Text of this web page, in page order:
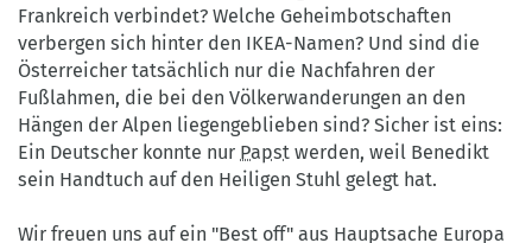
Frankreich verbindet? Welche Geheimbotschaften
verbergen sich hinter den IKEA-Namen? Und sind die
Österreicher tatsächlich nur die Nachfahren der
Fußlahmen, die bei den Völkerwanderungen an den
Hängen der Alpen liegengeblieben sind? Sicher ist eins:
Ein Deutscher konnte nur Papst werden, weil Benedikt
sein Handtuch auf den Heiligen Stuhl gelegt hat.
Wir freuen uns auf ein "Best off" aus Hauptsache Europa